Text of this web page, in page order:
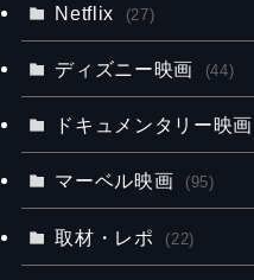
Netflix (27)
ディズニー映画 (44)
ドキュメンタリー映画
マーベル映画 (95)
取材・レポ (22)